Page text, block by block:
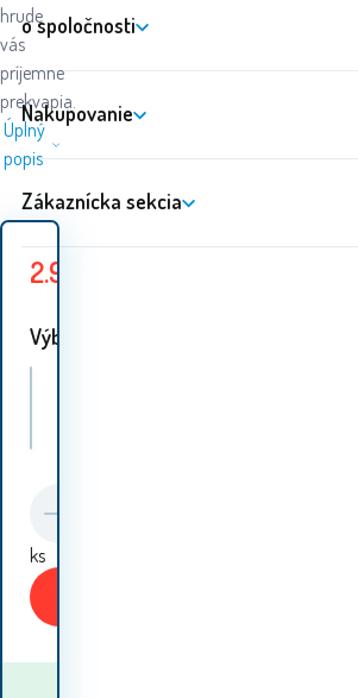
hrude
vás
príjemne
prekvapia.
Úplný
popis
2.90
Výber 3 Varianty:
ks
o spoločnosti
Nakupovanie
Zákaznícka sekcia